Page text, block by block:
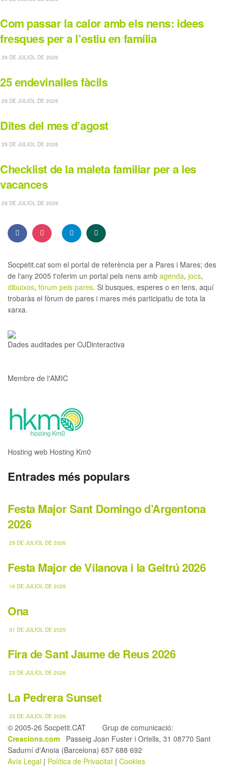
Com passar la calor amb els nens: idees
fresques per a l’estiu en família
29 DE JULIOL DE 2026
25 endevinalles fàcils
29 DE JULIOL DE 2026
Dites del mes d’agost
29 DE JULIOL DE 2026
Checklist de la maleta familiar per a les
vacances
29 DE JULIOL DE 2026
Socpetit.cat som el portal de referència per a Pares i Mares; des
de l'any 2005 t'oferim un portal pels nens amb agenda, jocs,
dibuixos, fòrum pels pares. Si busques, esperes o en tens, aquí
trobaràs el fòrum de pares i mares més participatiu de tota la
xarxa.
Dades auditades per OJDinteractiva
Membre de l'AMIC
Hosting web Hosting Km0
Entrades més populars
Festa Major Sant Domingo d’Argentona
2026
29 DE JULIOL DE 2026
Festa Major de Vilanova i la Geltrú 2026
16 DE JULIOL DE 2026
Ona
31 DE JULIOL DE 2025
Fira de Sant Jaume de Reus 2026
23 DE JULIOL DE 2026
La Pedrera Sunset
23 DE JULIOL DE 2026
© 2005-26 Socpetit.CAT Grup de comunicació:
Creacions.com Passeig Joan Fuster i Ortells, 31 08770 Sant
Sadurní d'Anoia (Barcelona) 657 688 692
Avís Legal | Política de Privacitat | Cookies